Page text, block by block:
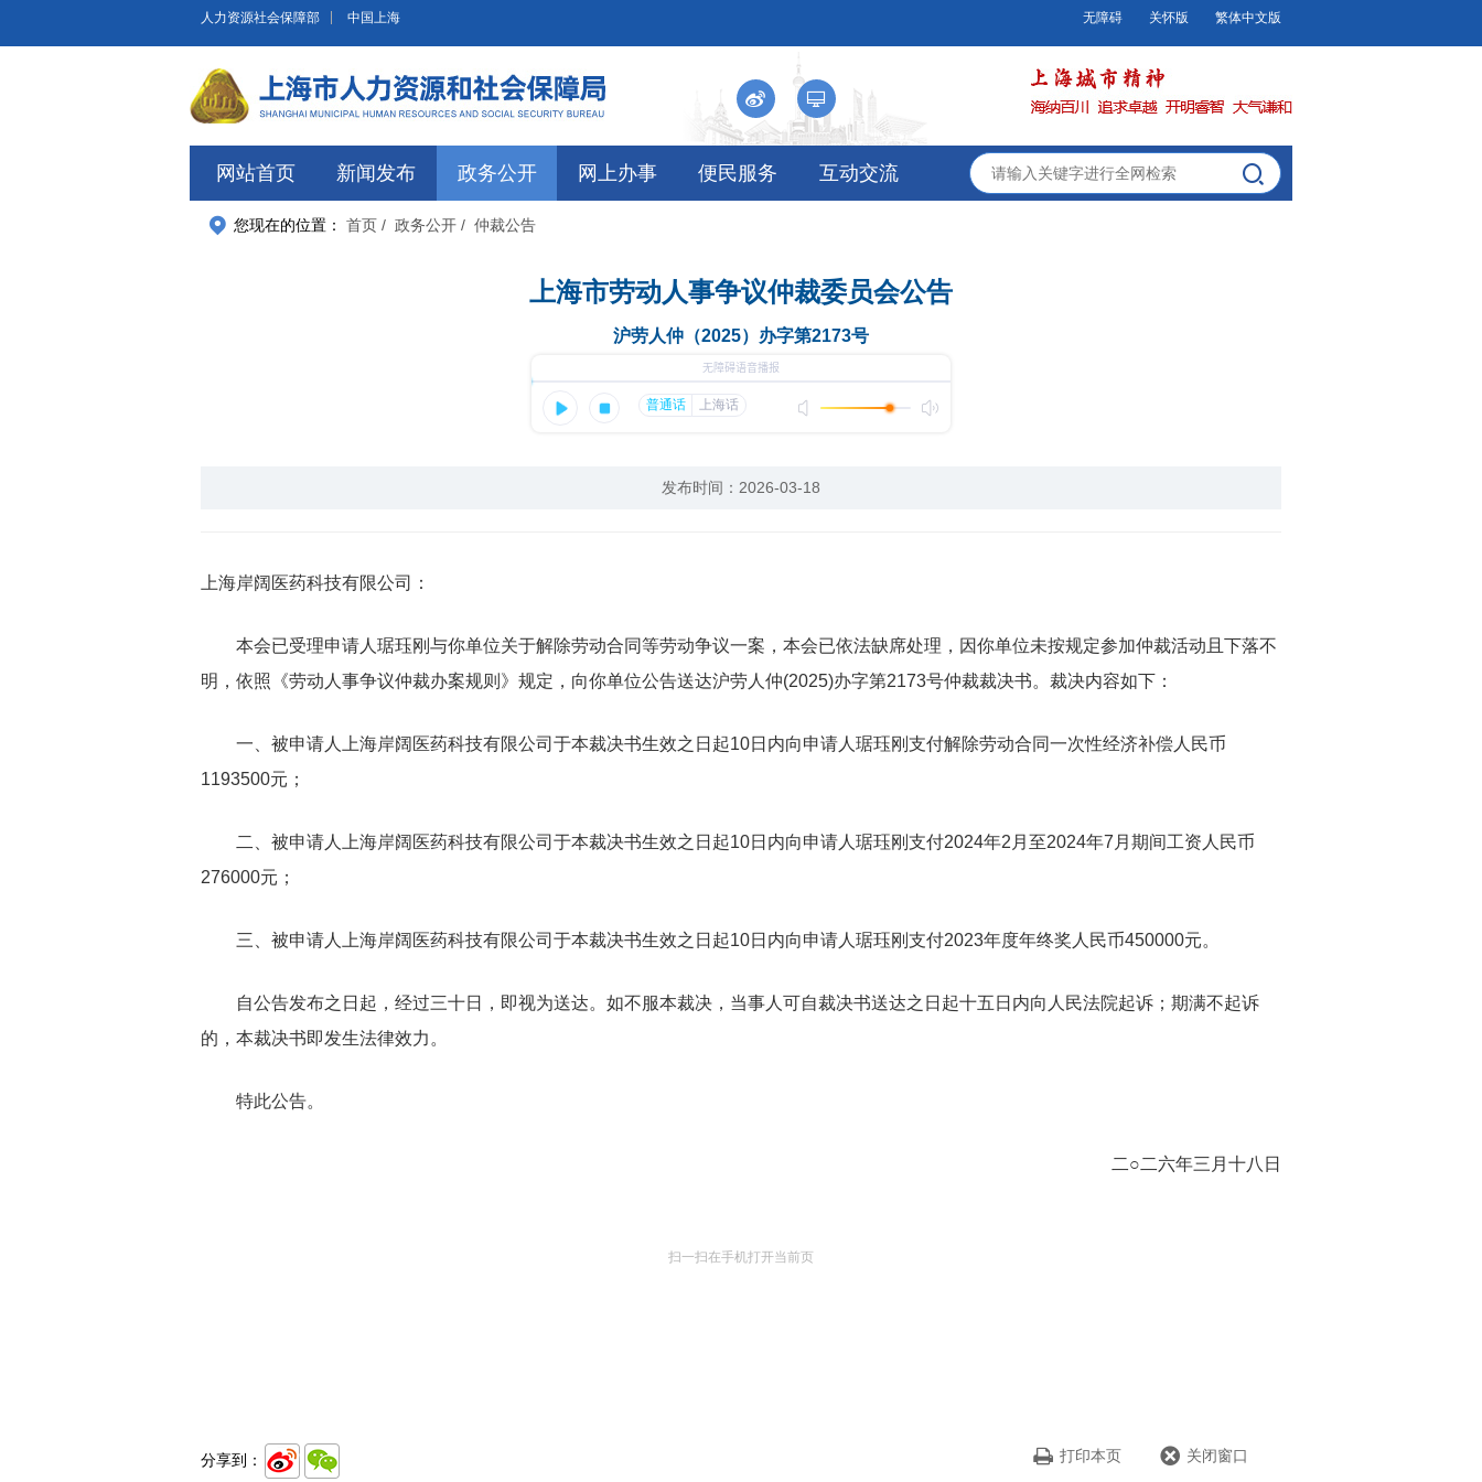
跳转到网站导航区 跳转到主要内容区域
人力资源社会保障部 中国上海 无障碍 关怀版 繁体中文版
网站首页 新闻发布 政务公开 网上办事 便民服务 互动交流
您现在的位置： 首页 / 政务公开 / 仲裁公告
上海市劳动人事争议仲裁委员会公告
沪劳人仲（2025）办字第2173号
发布时间：2026-03-18
上海岸阔医药科技有限公司：
本会已受理申请人琚珏刚与你单位关于解除劳动合同等劳动争议一案，本会已依法缺席处理，因你单位未按规定参加仲裁活动且下落不
明，依照《劳动人事争议仲裁办案规则》规定，向你单位公告送达沪劳人仲(2025)办字第2173号仲裁裁决书。裁决内容如下：
一、被申请人上海岸阔医药科技有限公司于本裁决书生效之日起10日内向申请人琚珏刚支付解除劳动合同一次性经济补偿人民币
1193500元；
二、被申请人上海岸阔医药科技有限公司于本裁决书生效之日起10日内向申请人琚珏刚支付2024年2月至2024年7月期间工资人民币
276000元；
三、被申请人上海岸阔医药科技有限公司于本裁决书生效之日起10日内向申请人琚珏刚支付2023年度年终奖人民币450000元。
自公告发布之日起，经过三十日，即视为送达。如不服本裁决，当事人可自裁决书送达之日起十五日内向人民法院起诉；期满不起诉
的，本裁决书即发生法律效力。
特此公告。
二○二六年三月十八日
扫一扫在手机打开当前页
分享到： 打印本页 关闭窗口